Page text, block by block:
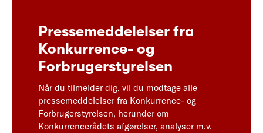
Pressemeddelelser fra
Konkurrence- og
Forbrugerstyrelsen
Når du tilmelder dig, vil du modtage alle
pressemeddelelser fra Konkurrence- og
Forbrugerstyrelsen, herunder om
Konkurrencerådets afgørelser, analyser m.v.